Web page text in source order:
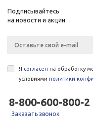
Подписывайтесь
на новости и акции
Я согласен на обработку
условиями политики
8-800-600-800-2
Заказать звонок